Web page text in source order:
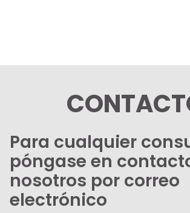
Para cualquier
póngase en
nosotros por correo
electrónico